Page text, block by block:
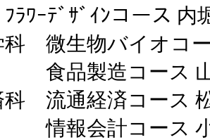
ﾞｲﾝコース 内堀
微生物バイオコ
造コース 山
流通経済コース
計コース 小